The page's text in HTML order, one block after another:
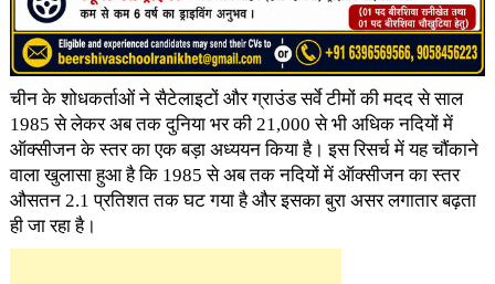
चीन के शोधकर्ताओं ने सैटेलाइटों और ग्राउंड सर्वे टीमों की मदद से साल
1985 से लेकर अब तक दुनिया भर की 21,000 से भी अधिक नदियों में
ऑक्सीजन के स्तर का एक बड़ा अध्ययन किया है। इस रिसर्च में यह चौंकाने
वाला खुलासा हुआ है कि 1985 से अब तक नदियों में ऑक्सीजन का स्तर
औसतन 2.1 प्रतिशत तक घट गया है और इसका बुरा असर लगातार बढ़ता
ही जा रहा है।